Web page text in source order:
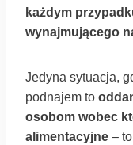
każdym
wynajmującego
Jedyna sytuacja,
podnajem to
osobom wobec
alimentacyjne –